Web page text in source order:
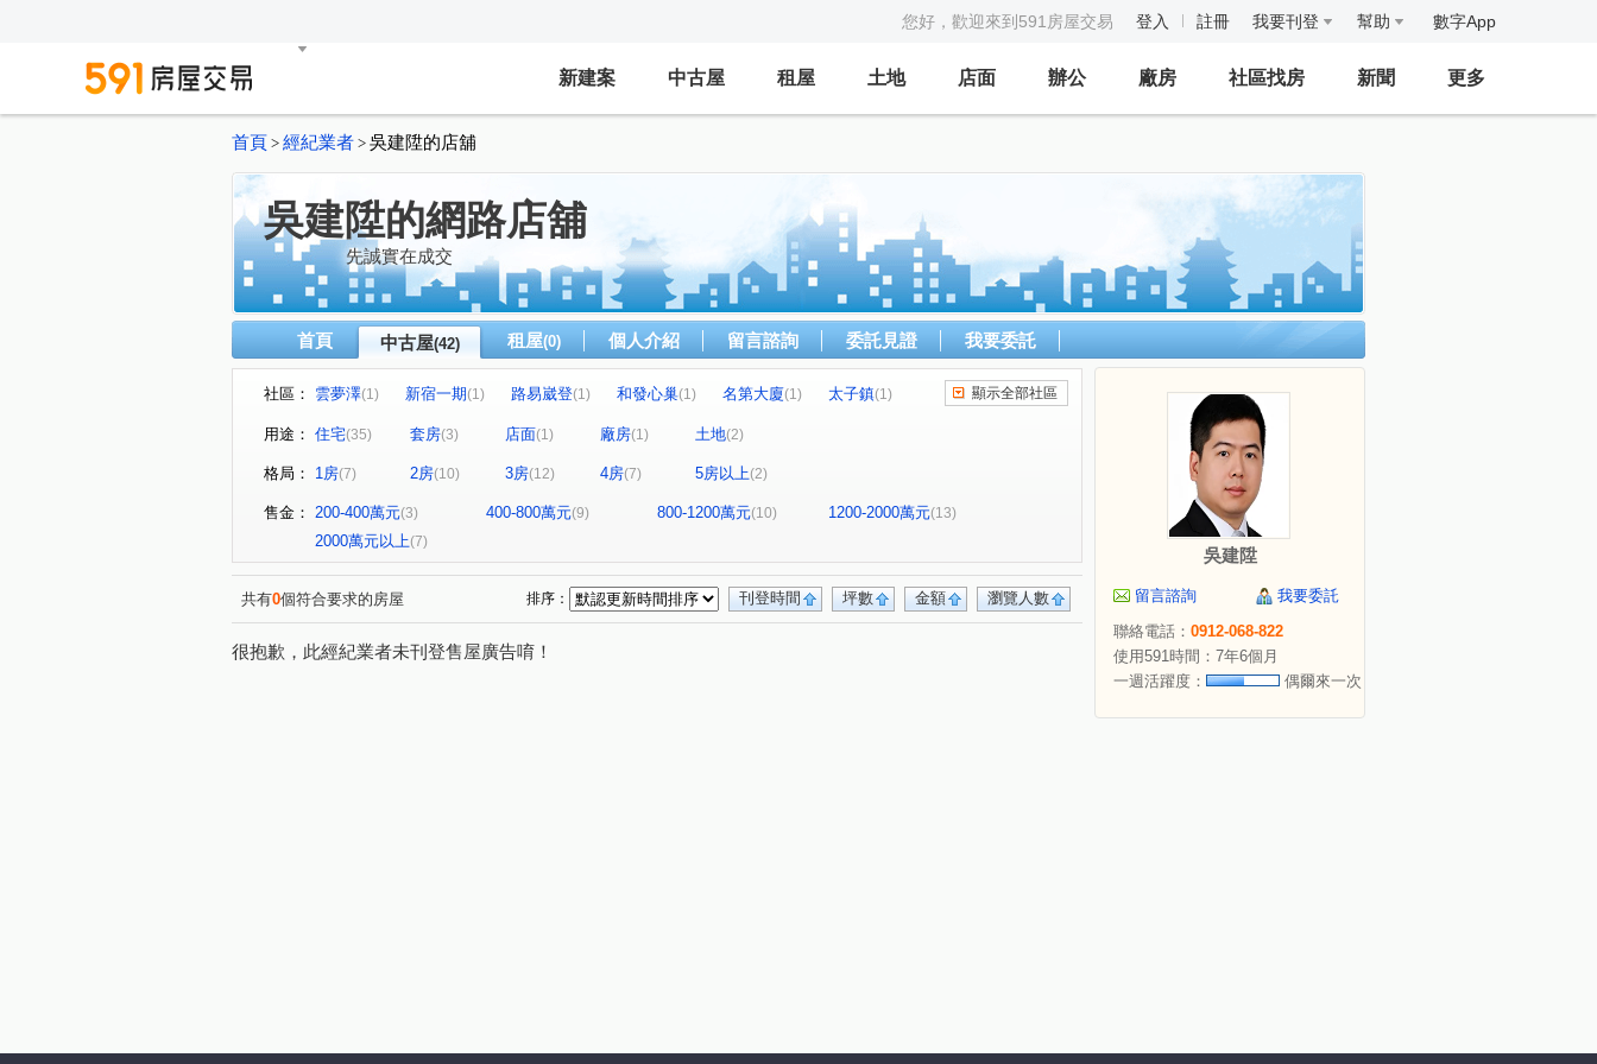
您好，歡迎來到591房屋交易 登入 註冊 我要刊登 幫助 數字App
新建案 中古屋 租屋 土地 店面 辦公 廠房 社區找房 新聞 更多
首頁 > 經紀業者 > 吳建陞的店舖
吳建陞的網路店舖
先誠實在成交
首頁 中古屋(42) 租屋(0) 個人介紹 留言諮詢 委託見證 我要委託
社區： 雲夢澤(1) 新宿一期(1) 路易崴登(1) 和發心巢(1) 名第大廈(1) 太子鎮(1)
建國學苑 新潤幸福莊園(1) (1) 愛上杜拜 (1)
小富翁大學城 (1) 樂購市 (1) 歐悅NO.7(1) 臻愛加州(1) 中國金典
天河大樓(1) 鴻築新巴黎(1) 新捷市 陸光五村EFG區(1) 自立國宅E區(1)
昭揚天賦(1) 銘傳學苑
環北路(1) 龍和二街(1) 龍城新村(1) 成章二街(1) 成章一街(1) 建國路(1)
鳳吉一街(1) 長春五路(1) 領航南路二段(1) 向上路七段 (1)
永安路(1) 華隆街(1) 賦梅路(1) 民享街(1) 學十一街(1) 永信路(1)
民族路(1) 元化路(1) 龍岡路三段
顯示全部社區
用途： 住宅(35) 套房(3) 店面(1) 廠房(1) 土地(2)
格局： 1房(7) 2房(10) 3房(12) 4房(7) 5房以上(2)
售金： 200-400萬元(3) 400-800萬元(9) 800-1200萬元(10) 1200-2000萬元(13)
2000萬元以上(7)
共有0個符合要求的房屋 瀏覽人數
金額
坪數
刊登時間
排序：
很抱歉，此經紀業者未刊登售屋廣告唷！
吳建陞
留言諮詢
我要委託
聯絡電話： 0912-068-822
使用591時間：7年6個月
一週活躍度：
偶爾來一次